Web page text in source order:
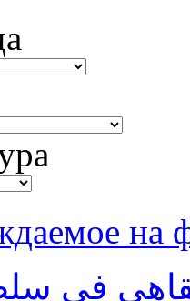
на
في